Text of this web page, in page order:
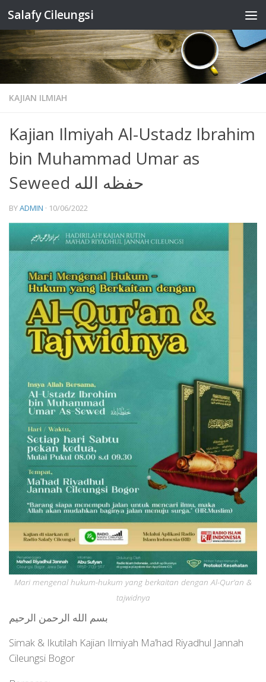
Skip to content
Salafy Cileungsi
KAJIAN ILMIAH
Kajian Ilmiyah Al-Ustadz Ibrahim
bin Muhammad Umar as
Seweed حفظه الله
BYADMIN · 10/06/2022
Mari mengenal hukum-hukum yang berkaitan dengan Al-Qur’an &
tajwidnya
بسم الله الرحمن الرحيم
Simak & Ikutilah Kajian Ilmiyah Ma’had Riyadhul Jannah
Cileungsi Bogor